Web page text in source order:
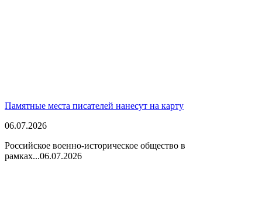
Памятные места писателей нанесут на карту
06.07.2026
Российское военно-историческое общество в
рамках...06.07.2026